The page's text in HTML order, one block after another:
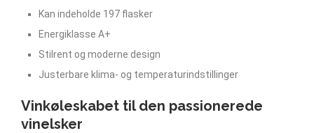
Kan indeholde 197 flasker
Energiklasse A+
Stilrent og moderne design
Justerbare klima- og temperaturindstillinger
Vinkøleskabet til den passionerede
vinelsker